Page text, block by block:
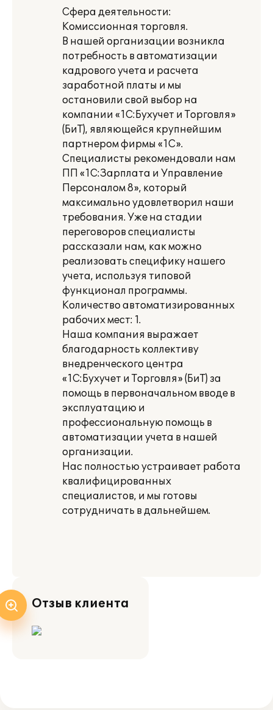
Сфера деятельности:
Комиссионная торговля.
В нашей организации возникла
потребность в автоматизации
кадрового учета и расчета
заработной платы и мы
остановили свой выбор на
компании «1С:Бухучет и Торговля»
(БиТ), являющейся крупнейшим
партнером фирмы «1С».
Специалисты рекомендовали нам
ПП «1С:Зарплата и Управление
Персоналом 8», который
максимально удовлетворил наши
требования. Уже на стадии
переговоров специалисты
рассказали нам, как можно
реализовать специфику нашего
учета, используя типовой
функционал программы.
Количество автоматизированных
рабочих мест: 1.
Наша компания выражает
благодарность коллективу
внедренческого центра
«1С:Бухучет и Торговля» (БиТ) за
помощь в первоначальном вводе в
эксплуатацию и
профессиональную помощь в
автоматизации учета в нашей
организации.
Нас полностью устраивает работа
квалифицированных
специалистов, и мы готовы
сотрудничать в дальнейшем.
Отзыв клиента